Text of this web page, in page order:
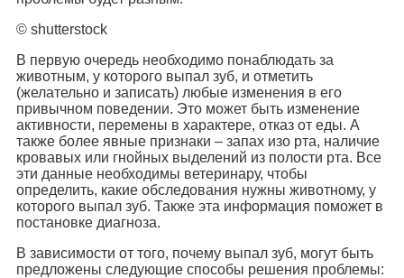
© shutterstock
В первую очередь необходимо понаблюдать за
животным, у которого выпал зуб, и отметить
(желательно и записать) любые изменения в его
привычном поведении. Это может быть изменение
активности, перемены в характере, отказ от еды. А
также более явные признаки – запах изо рта, наличие
кровавых или гнойных выделений из полости рта. Все
эти данные необходимы ветеринару, чтобы
определить, какие обследования нужны животному, у
которого выпал зуб. Также эта информация поможет в
постановке диагноза.
В зависимости от того, почему выпал зуб, могут быть
предложены следующие способы решения проблемы: